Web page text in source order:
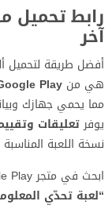
آخر
أفضل طريقة لتحميل
هي من Play
يوفرتعليقات
نسخة اللعبة
ابحث في متجر Google Play عن اسم اللعبة:
“لعبة تحدّي